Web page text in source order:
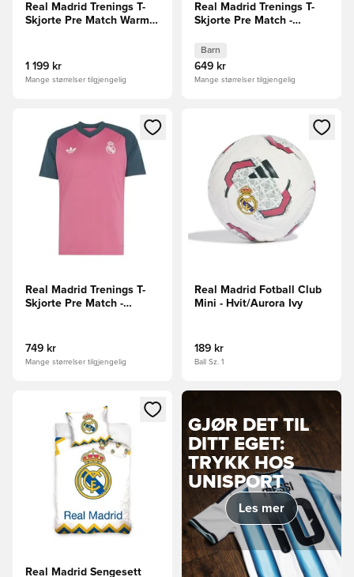
Real Madrid Trenings T-
Skjorte Pre Match Warm
1 199 kr
Mange størrelser tilgjengelig
Real Madrid Trenings T-
Skjorte Pre Match -
Barn
649 kr
Mange størrelser tilgjengelig
Åpner en Modal for å logge inn eller registrere deg som
Real Madrid Trenings T-
Skjorte Pre Match -
749 kr
Mange størrelser tilgjengelig
Åpner en Modal for å logge
Real Madrid Fotball Club
Mini - Hvit/Aurora Ivy
189 kr
Ball Sz. 1
Åpner en Modal for å logge inn eller registrere deg som
Real Madrid Sengesett
GJØR DET TIL
DITT EGET:
TRYKK HOS
UNISPORT
Les mer